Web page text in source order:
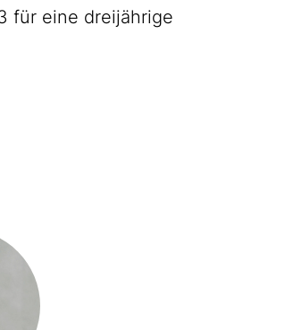
für eine dreijährige